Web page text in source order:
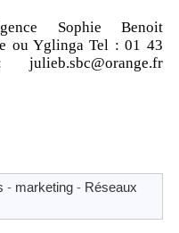
Sophie Benoit
ou Yglinga Tel : 01 43
- marketing - Réseaux